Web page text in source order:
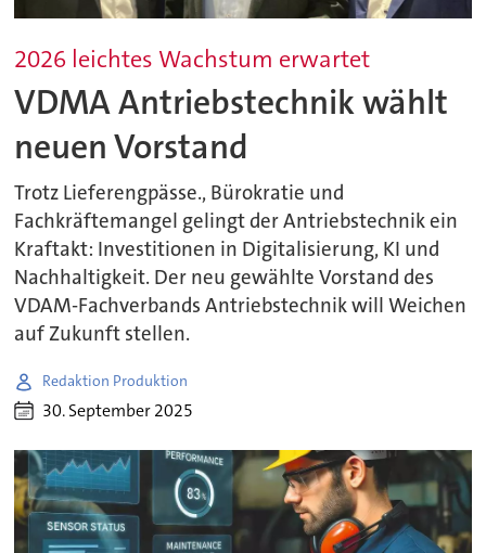
2026 leichtes Wachstum erwartet
VDMA Antriebstechnik wählt
neuen Vorstand
Trotz Lieferengpässe., Bürokratie und
Fachkräftemangel gelingt der Antriebstechnik ein
Kraftakt: Investitionen in Digitalisierung, KI und
Nachhaltigkeit. Der neu gewählte Vorstand des
VDAM-Fachverbands Antriebstechnik will Weichen
auf Zukunft stellen.
Redaktion Produktion
30. September 2025